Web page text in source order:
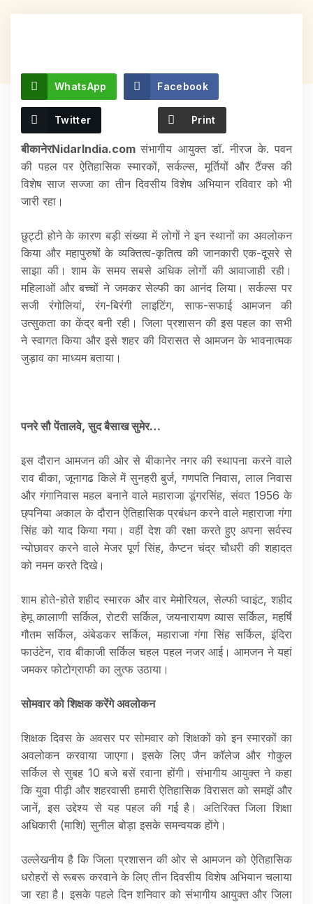
WhatsApp Facebook
Twitter Print
बीकानेरNidarIndia.comसंभागीय आयुक्त डॉ. नीरज के. पवन
की पहल पर ऐतिहासिक स्मारकों, सर्कल्स, मूर्तियों और टैंक्स की
विशेष साज सज्जा का तीन दिवसीय विशेष अभियान रविवार को भी
जारी रहा।
छुट्टी होने के कारण बड़ी संख्या में लोगों ने इन स्थानों का अवलोकन
किया और महापुरुषों के व्यक्तित्व-कृतित्व की जानकारी एक-दूसरे से
साझा की। शाम के समय सबसे अधिक लोगों की आवाजाही रही।
महिलाओं और बच्चों ने जमकर सेल्फी का आनंद लिया। सर्कल्स पर
सजी रंगोलियां, रंग-बिरंगी लाइटिंग, साफ-सफाई आमजन की
उत्सुकता का केंद्र बनी रही। जिला प्रशासन की इस पहल का सभी
ने स्वागत किया और इसे शहर की विरासत से आमजन के भावनात्मक
जुड़ाव का माध्यम बताया।
पनरे सौ पेंतालवे, सुद बैसाख सुमेर…
इस दौरान आमजन की ओर से बीकानेर नगर की स्थापना करने वाले
राव बीका, जूनागढ किले में सुनहरी बुर्ज, गणपति निवास, लाल निवास
और गंगानिवास महल बनाने वाले महाराजा डूंगरसिंह, संवत 1956 के
छ्पनिया अकाल के दौरान ऐतिहासिक प्रबंधन करने वाले महाराजा गंगा
सिंह को याद किया गया। वहीं देश की रक्षा करते हुए अपना सर्वस्व
न्योछावर करने वाले मेजर पूर्ण सिंह, कैप्टन चंद्र चौधरी की शहादत
को नमन करते दिखे।
शाम होते-होते शहीद स्मारक और वार मेमोरियल, सेल्फी प्वाइंट, शहीद
हेमू कालाणी सर्किल, रोटरी सर्किल, जयनारायण व्यास सर्किल, महर्षि
गौतम सर्किल, अंबेडकर सर्किल, महाराजा गंगा सिंह सर्किल, इंदिरा
फाउंटेन, राव बीकाजी सर्किल चहल पहल नजर आई। आमजन ने यहां
जमकर फोटोग्राफी का लुत्फ उठाया।
सोमवार को शिक्षक करेंगे अवलोकन
शिक्षक दिवस के अवसर पर सोमवार को शिक्षकों को इन स्मारकों का
अवलोकन करवाया जाएगा। इसके लिए जैन कॉलेज और गोकुल
सर्किल से सुबह 10 बजे बसें रवाना होंगी। संभागीय आयुक्त ने कहा
कि युवा पीढ़ी और शहरवासी हमारी ऐतिहासिक विरासत को समझें और
जानें, इस उद्देश्य से यह पहल की गई है। अतिरिक्त जिला शिक्षा
अधिकारी (माशि) सुनील बोड़ा इसके समन्वयक होंगे।
उल्लेखनीय है कि जिला प्रशासन की ओर से आमजन को ऐतिहासिक
धरोहरों से रूबरू करवाने के लिए तीन दिवसीय विशेष अभियान चलाया
जा रहा है। इसके पहले दिन शनिवार को संभागीय आयुक्त और जिला